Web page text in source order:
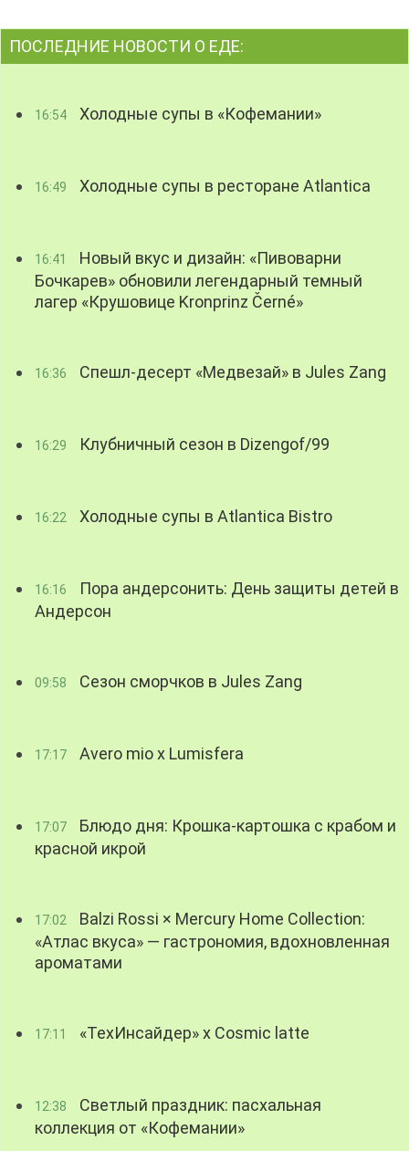
ПОСЛЕДНИЕ НОВОСТИ О ЕДЕ:
16:54 Холодные супы в «Кофемании»
16:49 Холодные супы в ресторане Atlantica
16:41
Новый вкус и дизайн: «Пивоварни
Бочкарев» обновили легендарный темный
лагер «Крушовице Kronprinz Černé»
16:36 Спешл-десерт «Медвезай» в Jules Zang
16:29 Клубничный сезон в Dizengof/99
16:22 Холодные супы в Atlantica Bistro
16:16
Пора андерсонить: День защиты детей в
Андерсон
09:58 Сезон сморчков в Jules Zang
17:17 Avero mio x Lumisfera
17:07
Блюдо дня: Крошка-картошка с крабом и
красной икрой
17:02
Balzi Rossi × Mercury Home Collection:
«Атлас вкуса» — гастрономия, вдохновленная
ароматами
17:11 «ТехИнсайдер» х Cosmic latte
12:38
Светлый праздник: пасхальная
коллекция от «Кофемании»